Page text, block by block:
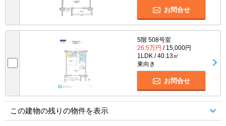
お問合せ
5階 508号室
26.5万円 / 15,000円
1LDK / 40.13㎡
東向き
お問合せ
この建物の残りの物件を表示